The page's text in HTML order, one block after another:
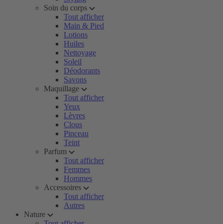
Soin du corps
Tout afficher
Main & Pied
Lotions
Huiles
Nettoyage
Soleil
Déodorants
Savons
Maquillage
Tout afficher
Yeux
Lèvres
Clous
Pinceau
Teint
Parfum
Tout afficher
Femmes
Hommes
Accessoires
Tout afficher
Autres
Nature